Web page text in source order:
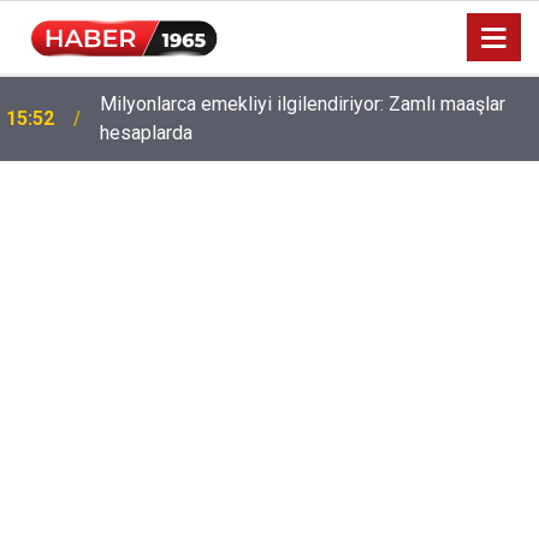
15:52
Milyonlarca emekliyi ilgilendiriyor: Zamlı maaşlar
hesaplarda